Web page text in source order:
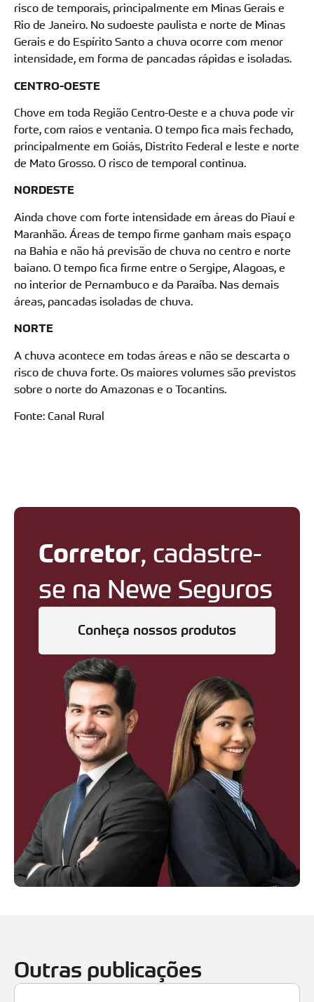
risco de temporais, principalmente em Minas Gerais e
Rio de Janeiro. No sudoeste paulista e norte de Minas
Gerais e do Espírito Santo a chuva ocorre com menor
intensidade, em forma de pancadas rápidas e isoladas.
CENTRO-OESTE
Chove em toda Região Centro-Oeste e a chuva pode vir
forte, com raios e ventania. O tempo fica mais fechado,
principalmente em Goiás, Distrito Federal e leste e norte
de Mato Grosso. O risco de temporal continua.
NORDESTE
Ainda chove com forte intensidade em áreas do Piauí e
Maranhão. Áreas de tempo firme ganham mais espaço
na Bahia e não há previsão de chuva no centro e norte
baiano. O tempo fica firme entre o Sergipe, Alagoas, e
no interior de Pernambuco e da Paraíba. Nas demais
áreas, pancadas isoladas de chuva.
NORTE
A chuva acontece em todas áreas e não se descarta o
risco de chuva forte. Os maiores volumes são previstos
sobre o norte do Amazonas e o Tocantins.
Fonte: Canal Rural
Corretor, cadastre-
se na Newe Seguros
Conheça nossos produtos
Outras publicações